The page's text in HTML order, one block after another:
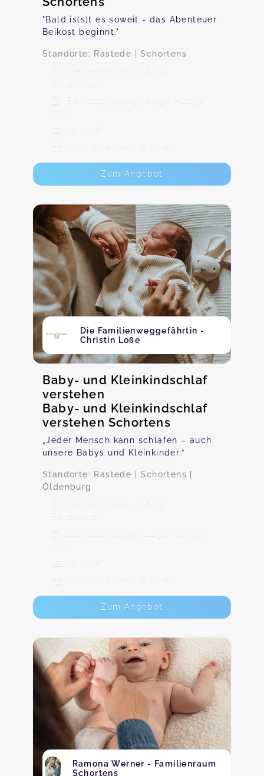
"Bald is(s)t es soweit - das Abenteuer
Beikost beginnt."
Standorte: Rastede | Schortens
Menkestraße 4, 26419
Schortens
Samstag, 19.09., 09:30 - 11:30
39,00 €
Max. 8 TeilnehmerInnen
Zum Angebot
Die Familienweggefährtin -
Christin Loße
Baby- und Kleinkindschlaf
verstehen
Baby- und Kleinkindschlaf
verstehen Schortens
„Jeder Mensch kann schlafen – auch
unsere Babys und Kleinkinder.“
Standorte: Rastede | Schortens |
Oldenburg
Menkestraße 4, 26419
Schortens
Samstag, 19.09., 12:30 - 14:30
39,00 €
Max. 8 TeilnehmerInnen
Zum Angebot
Ramona Werner - Familienraum
Schortens